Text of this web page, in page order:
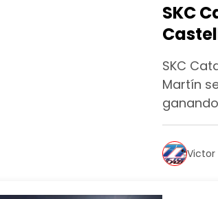
SKC
SKC
Martín
Victor